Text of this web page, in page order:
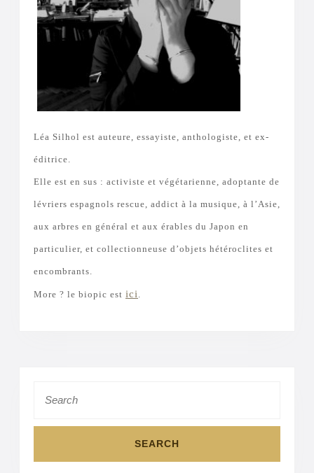
Léa Silhol est auteure, essayiste, anthologiste, et ex-
éditrice.
Elle est en sus : activiste et végétarienne, adoptante de
lévriers espagnols rescue, addict à la musique, à l’Asie,
aux arbres en général et aux érables du Japon en
particulier, et collectionneuse d’objets hétéroclites et
encombrants.
More ? le biopic est ici .
for: